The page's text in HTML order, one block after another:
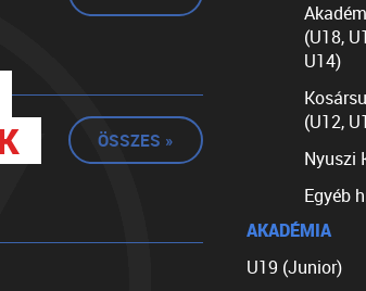
ÖSSZES »
(U18,
U14)
(U12,
Nyuszi
Egyéb
AKADÉMIA
U19 (Junior)